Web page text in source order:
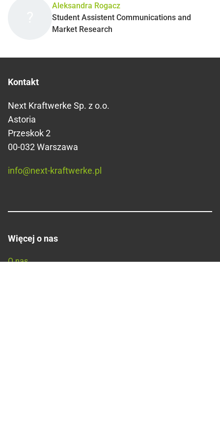
Aleksandra Rogacz
Student Assistent Communications and
Market Research
Kontakt
Next Kraftwerke Sp. z o.o.
Astoria
Przeskok 2
00-032 Warszawa
info@next-kraftwerke.pl
Więcej o nas
O nas